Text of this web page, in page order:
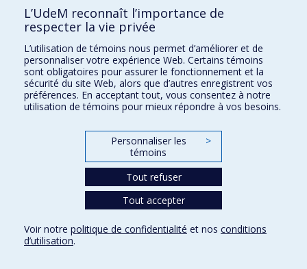
Comment soutenir le CÉRIUM?
BESOIN D'AIDE?
Plan du site
Signaler une erreur
Accessibilité
FACULTÉ DES ARTS ET DES SCIENCES
Nos départements et écoles
Conditions d’utilisation
L’UdeM reconnaît l’importance de
respecter la vie privée
L’utilisation de témoins nous permet d’améliorer et de
personnaliser votre expérience Web. Certains témoins
sont obligatoires pour assurer le fonctionnement et la
sécurité du site Web, alors que d’autres enregistrent vos
préférences. En acceptant tout, vous consentez à notre
utilisation de témoins pour mieux répondre à vos besoins.
Personnaliser les
témoins
>
Tout refuser
Tout accepter
Voir notre politique de confidentialité et nos conditions
d’utilisation.